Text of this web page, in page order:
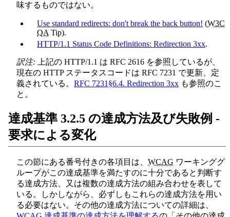
味するものではない。
Use standard redirects: don't break the back button! (W3C
QATip).
HTTP/1.1 Status Code Definitions: Redirection 3xx.
訳注: 上記の HTTP/1.1 は RFC 2616 を参照しているが、
現在の HTTP ステータスコードは RFC 7231 で更新、定
義されている。 RFC 7231§6.4. Redirection 3xx も参照のこ
と。
達成基準 3.2.5 の達成方法及び失敗例 -
要求による変化
この節にある番号付きの各項目は、 WCAG ワーキンググ
ループがこの達成基準を満たすのに十分であると判断す
る達成方法、又は複数の達成方法の組み合わせを表して
いる。しかしながら、必ずしもこれらの達成方法を用い
る必要はない。その他の達成方法についての詳細は、